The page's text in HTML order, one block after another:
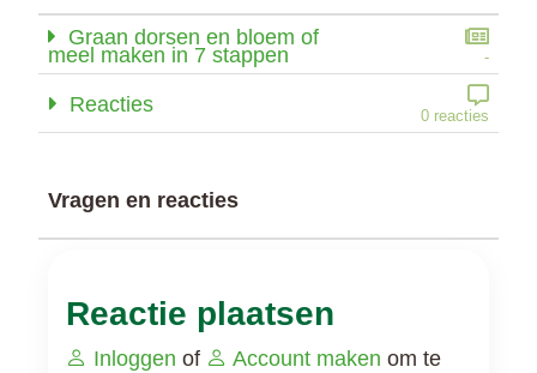
Graan dorsen en bloem of
meel maken in 7 stappen -
Reacties 0 reacties
Vragen en reacties
Reactie plaatsen
Inloggen of Account maken om te